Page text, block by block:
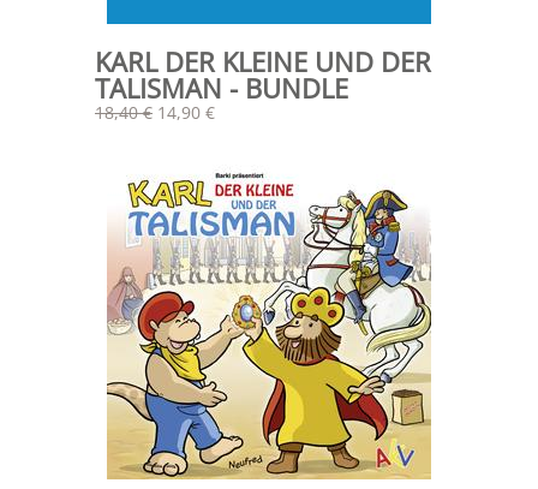
KARL DER KLEINE UND DER
TALISMAN - BUNDLE
18,40 € 14,90 €